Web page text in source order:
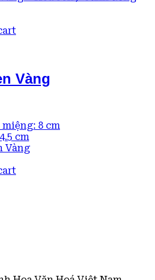
Vàng
8 cm
cm
Vàng